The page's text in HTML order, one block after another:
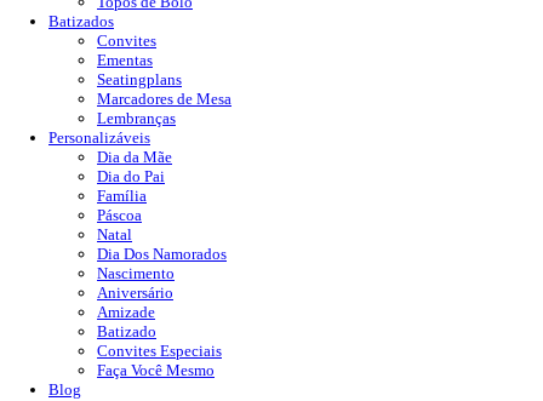
Batizados
Convites
Ementas
Seatingplans
Marcadores de Mesa
Lembranças
Personalizáveis
Dia da Mãe
Dia do Pai
Família
Páscoa
Natal
Dia Dos Namorados
Nascimento
Aniversário
Amizade
Batizado
Convites Especiais
Faça Você Mesmo
Blog